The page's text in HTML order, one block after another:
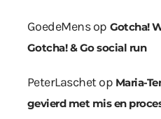
GoedeMensop Gotcha!
Gotcha! & Go social run
PeterLaschetop Maria-
gevierd met mis en